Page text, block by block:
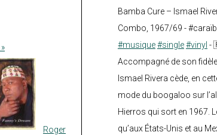
Roger
Bamba Cure – Ismael
Combo, 1967/69 -
#musique#single#vinyl -
Accompagné de son
Ismael Rivera cède, en
mode du boogaloo sur
Hierros qui sort en 1967.
qu’aux États-Unis et au